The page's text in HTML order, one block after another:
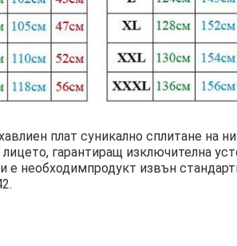
плат суникално сплитане на
гарантиращ изключителна
е необходимпродукт извън